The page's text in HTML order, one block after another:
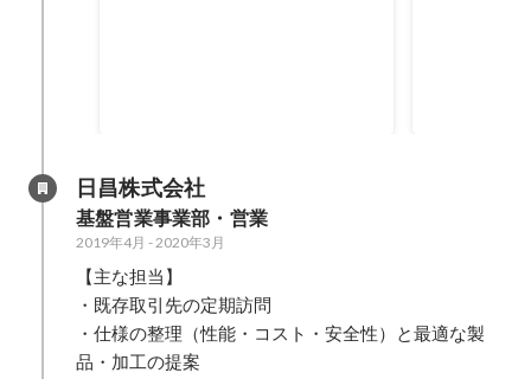
レッスンを
日昌株式会社
基盤営業事業部・営業
2019年4月 -2020年3月
【主な担当】
・既存取引先の定期訪問
・仕様の整理（性能・コスト・安全性）と最適な製
品・加工の提案